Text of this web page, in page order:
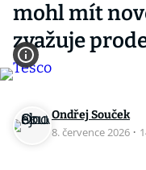
mohl mít
zvažuje
Ondřej Souček
8. července 2026 ·